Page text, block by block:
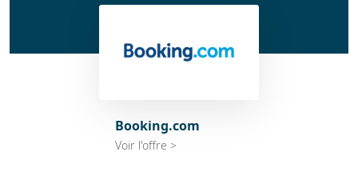
Booking.com
Voir l'offre >